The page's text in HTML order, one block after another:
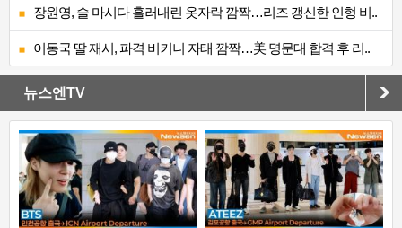
장원영, 술 마시다 흘러내린 옷자락 깜짝…리즈 갱신한 인형 비..
이동국 딸 재시, 파격 비키니 자태 깜짝…美 명문대 합격 후 리..
뉴스엔TV